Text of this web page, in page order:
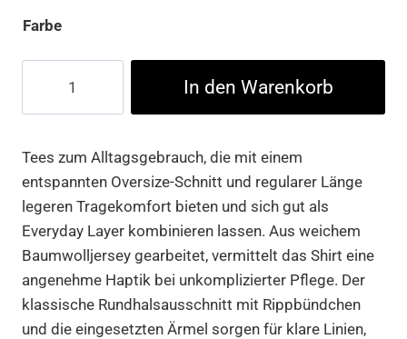
Farbe
Crossover
In den Warenkorb
Tees zum Alltagsgebrauch, die mit einem
entspannten Oversize-Schnitt und regularer Länge
legeren Tragekomfort bieten und sich gut als
Everyday Layer kombinieren lassen. Aus weichem
Baumwolljersey gearbeitet, vermittelt das Shirt eine
angenehme Haptik bei unkomplizierter Pflege. Der
klassische Rundhalsausschnitt mit Rippbündchen
und die eingesetzten Ärmel sorgen für klare Linien,